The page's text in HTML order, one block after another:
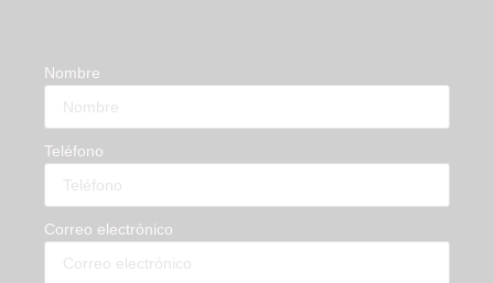
Nombre
Teléfono
Correo electrónico